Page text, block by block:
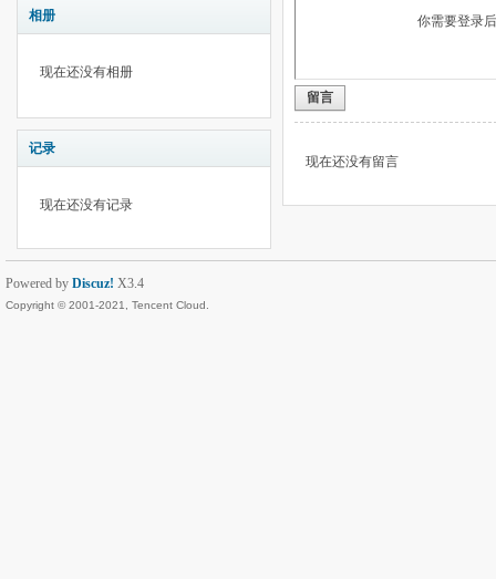
相册
现在还没有相册
记录
现在还没有记录
你需要登录
留言
现在还没有留言
Powered by Discuz! X3.4
Copyright © 2001-2021, Tencent Cloud.